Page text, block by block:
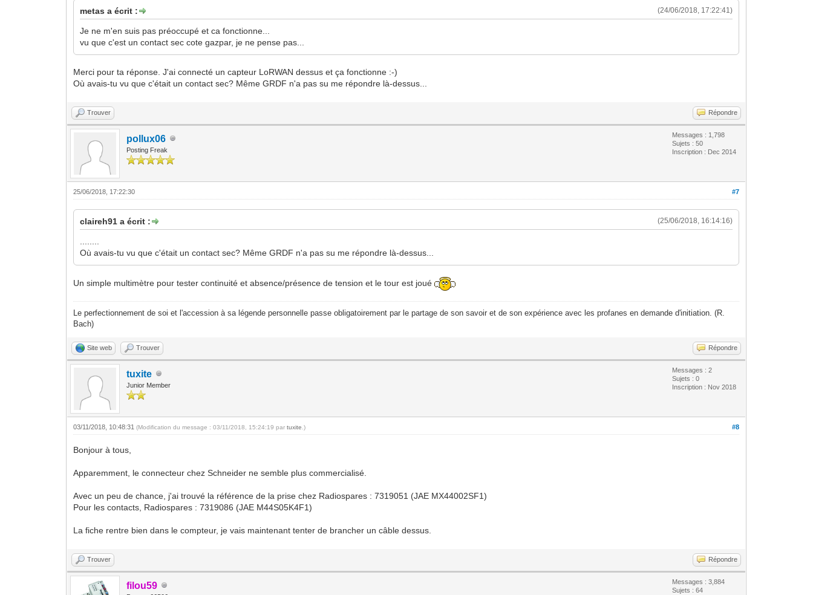
(24/06/2018, 17:22:41)
metas a écrit :
Je ne m'en suis pas préoccupé et ca fonctionne...
vu que c'est un contact sec cote gazpar, je ne pense pas...
Merci pour ta réponse. J'ai connecté un capteur LoRWAN dessus et ça fonctionne :-)
Où avais-tu vu que c'était un contact sec? Même GRDF n'a pas su me répondre là-dessus...
Trouver Répondre
pollux06
Posting Freak
Messages : 1,798
Sujets : 50
Inscription : Dec 2014
#7
25/06/2018, 17:22:30
(25/06/2018, 16:14:16)
claireh91 a écrit :
Où avais-tu vu que c'était un contact sec? Même GRDF n'a pas su me répondre là-dessus...
Un simple multimètre pour tester continuité et absence/présence de tension et le tour est joué
Le perfectionnement de soi et l'accession à sa légende personnelle passe obligatoirement par le partage de son savoir et de son expérience avec les profanes en demande d'initiation. (R.
Bach)
Site web Trouver Répondre
tuxite
Junior Member
Messages : 2
Sujets : 0
Inscription : Nov 2018
#8
03/11/2018, 10:48:31(Modification du message : 03/11/2018, 15:24:19 partuxite .)
Bonjour à tous,
Apparemment, le connecteur chez Schneider ne semble plus commercialisé.
Avec un peu de chance, j'ai trouvé la référence de la prise chez Radiospares : 7319051 (JAE MX44002SF1)
Pour les contacts, Radiospares : 7319086 (JAE M44S05K4F1)
La fiche rentre bien dans le compteur, je vais maintenant tenter de brancher un câble dessus.
Trouver Répondre
filou59
Messages : 3,884
Sujets : 64